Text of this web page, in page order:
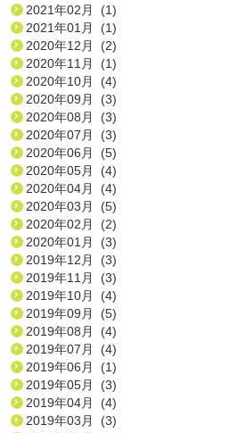
2021年02月 (1)
2021年01月 (1)
2020年12月 (2)
2020年11月 (1)
2020年10月 (4)
2020年09月 (3)
2020年08月 (3)
2020年07月 (3)
2020年06月 (5)
2020年05月 (4)
2020年04月 (4)
2020年03月 (5)
2020年02月 (2)
2020年01月 (3)
2019年12月 (3)
2019年11月 (3)
2019年10月 (4)
2019年09月 (5)
2019年08月 (4)
2019年07月 (4)
2019年06月 (1)
2019年05月 (3)
2019年04月 (4)
2019年03月 (3)